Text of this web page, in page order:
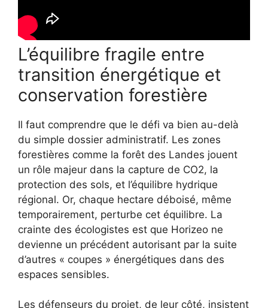
L’équilibre fragile entre
transition énergétique et
conservation forestière
Il faut comprendre que le défi va bien au-delà
du simple dossier administratif. Les zones
forestières comme la forêt des Landes jouent
un rôle majeur dans la capture de CO2, la
protection des sols, et l’équilibre hydrique
régional. Or, chaque hectare déboisé, même
temporairement, perturbe cet équilibre. La
crainte des écologistes est que Horizeo ne
devienne un précédent autorisant par la suite
d’autres « coupes » énergétiques dans des
espaces sensibles.
Les défenseurs du projet, de leur côté, insistent